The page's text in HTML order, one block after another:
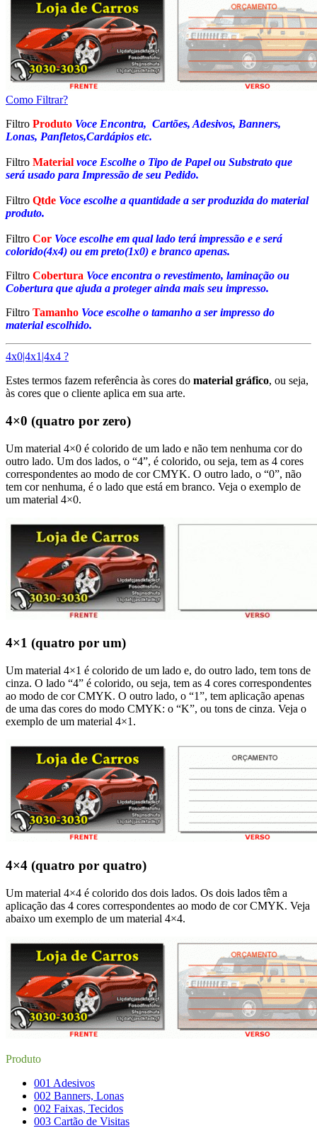
Como Filtrar?
Filtro Produto Voce Encontra, Cartões, Adesivos, Banners,
Lonas, Panfletos,Cardápios etc.
Filtro Material voce Escolhe o Tipo de Papel ou Substrato que
será usado para Impressão de seu Pedido.
Filtro Qtde Voce escolhe a quantidade a ser produzida do material
produto.
Filtro Cor Voce escolhe em qual lado terá impressão e e será
colorido(4x4) ou em preto(1x0) e branco apenas.
Filtro Cobertura Voce encontra o revestimento, laminação ou
Cobertura que ajuda a proteger ainda mais seu impresso.
Filtro Tamanho Voce escolhe o tamanho a ser impresso do
material escolhido.
4x0|4x1|4x4 ?
Estes termos fazem referência às cores do material gráfico, ou seja,
às cores que o cliente aplica em sua arte.
4×0 (quatro por zero)
Um material 4×0 é colorido de um lado e não tem nenhuma cor do
outro lado. Um dos lados, o “4”, é colorido, ou seja, tem as 4 cores
correspondentes ao modo de cor CMYK. O outro lado, o “0”, não
tem cor nenhuma, é o lado que está em branco. Veja o exemplo de
um material 4×0.
4×1 (quatro por um)
Um material 4×1 é colorido de um lado e, do outro lado, tem tons de
cinza. O lado “4” é colorido, ou seja, tem as 4 cores correspondentes
ao modo de cor CMYK. O outro lado, o “1”, tem aplicação apenas
de uma das cores do modo CMYK: o “K”, ou tons de cinza. Veja o
exemplo de um material 4×1.
4×4 (quatro por quatro)
Um material 4×4 é colorido dos dois lados. Os dois lados têm a
aplicação das 4 cores correspondentes ao modo de cor CMYK. Veja
abaixo um exemplo de um material 4×4.
Produto
001 Adesivos
002 Banners, Lonas
002 Faixas, Tecidos
003 Cartão de Visitas